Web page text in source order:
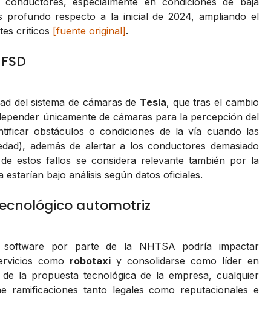
profundo respecto a la inicial de 2024, ampliando el
críticos [fuente original] .
del sistema de cámaras de Tesla, que tras el cambio
únicamente de cámaras para la percepción del
obstáculos o condiciones de la vía cuando las
además de alertar a los conductores demasiado
estos fallos se considera relevante también por la
estarían bajo análisis según datos oficiales.
automotriz
software por parte de la NHTSA podría impactar
como robotaxi y consolidarse como líder en
la propuesta tecnológica de la empresa, cualquier
ramificaciones tanto legales como reputacionales e